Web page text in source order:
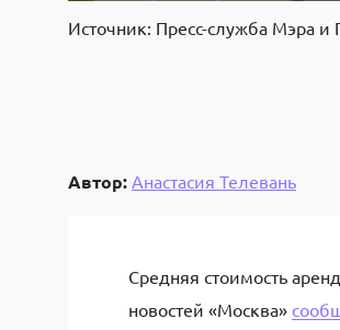
Источник: Пресс-служба Мэра и
Автор: Анастасия Телевань
Средняя стоимость
новостей «Москва»